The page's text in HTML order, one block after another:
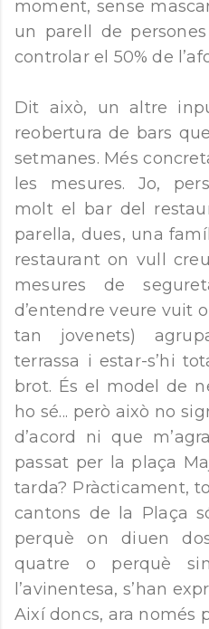
moment, sense
un parell de
controlar el 50% de
Dit això, un altre
reobertura de bars
setmanes. Més
les mesures. Jo,
molt el bar del
parella, dues, una
restaurant on vull
mesures de
d’entendre veure vuit
tan jovenets)
terrassa i estar-s’hi
brot. És el model de
ho sé... però això no
d’acord ni que
passat per la plaça
tarda? Pràcticament,
cantons de la Plaça
perquè on diuen
quatre o perquè
l’avinentesa, s’han
Així doncs, ara només